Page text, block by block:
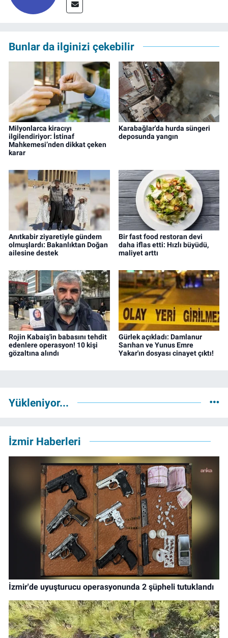
Bunlar da ilginizi çekebilir
Milyonlarca kiracıyı
ilgilendiriyor: İstinaf
Mahkemesi’nden dikkat çeken
karar
Karabağlar'da hurda süngeri
deposunda yangın
Anıtkabir ziyaretiyle gündem
olmuşlardı: Bakanlıktan Doğan
ailesine destek
Bir fast food restoran devi
daha iflas etti: Hızlı büyüdü,
maliyet arttı
Rojin Kabaiş'in babasını tehdit
edenlere operasyon! 10 kişi
gözaltına alındı
Gürlek açıkladı: Damlanur
Sarıhan ve Yunus Emre
Yakar'ın dosyası cinayet çıktı!
Yükleniyor...
İzmir Haberleri
İzmir'de uyuşturucu operasyonunda 2 şüpheli tutuklandı